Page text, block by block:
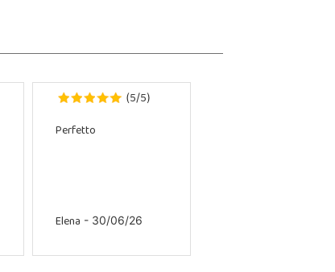
(5/5)
Perfetto
Elena - 30/06/26